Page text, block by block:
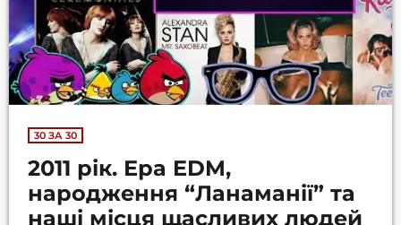
30 ЗА 30
2011 рік. Ера EDM,
народження “Ланаманії” та
наші місця щасливих людей